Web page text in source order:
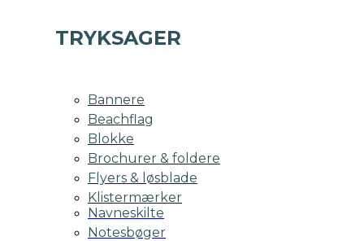
TRYKSAGER
Bannere
Beachflag
Blokke
Brochurer & foldere
Flyers & løsblade
Klistermærker
Navneskilte
Notesbøger